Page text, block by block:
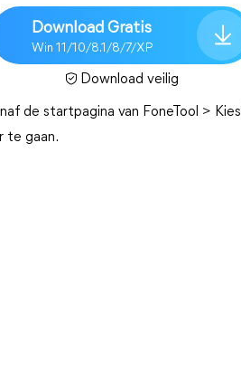
Download Gratis
Win 11/10/8.1/8/7/XP
Download veilig
de startpagina van FoneTool > Kies
te gaan.